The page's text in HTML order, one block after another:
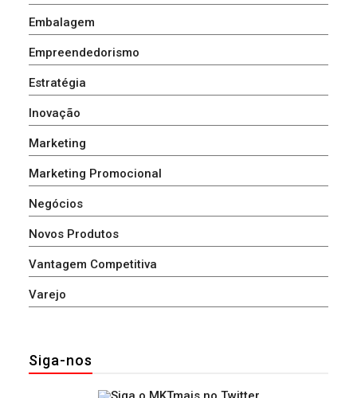
Embalagem
Empreendedorismo
Estratégia
Inovação
Marketing
Marketing Promocional
Negócios
Novos Produtos
Vantagem Competitiva
Varejo
Siga-nos